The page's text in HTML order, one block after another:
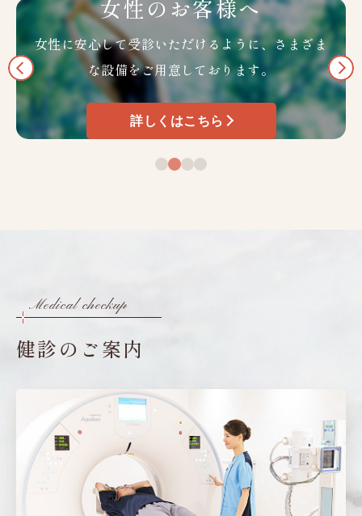
女性のお客様へ
女性に安心して受診いただけるように、さまざま
な設備をご用意しております。
詳しくはこちら
Medical checkup
健診のご案内